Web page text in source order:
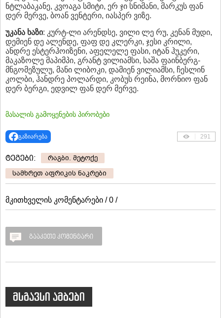
ნტლაბაკანე, კვოაგა სმიტი, ერ ჯი სნიმანი, მარკუს ფან
დერ მერვე, ბოან ვენტერი, იასპერ ვიზე.
უკანა ხაზი: კურტ-ლი არენდსე, ვილი ლე რუ, კენან მუდი,
დემიენ დე ალენდე, ფაფ დე კლერკი, ჯესი კრილი,
ანდრე ესტერჰოიზენი, აფელელე ფასი, იტან ჰუკერი,
მაკაზოლე მაპიმპი, გრანტ ვილიამსი, საშა ფაინბერგ-
მნგომეზულუ, მანი ლიბოკი, დამიენ ვილიამსი, ჩესლინ
კოლბი, ჰანდრე პოლარდი, კობუს რეინა, მორნიო ფან
დერ ბერგი, ედვილ ფან დერ მერვე.
მასალის გამოყენების პირობები
გაზიარება 291
ტეგები:
რაგბი. მეტოქე
სამხრეთ აფრიკის ნაკრები
მკითხველის კომენტარები / 0 /
გააკეთე კომენტარი
მსგავსი ამბები